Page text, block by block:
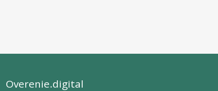
Overenie.digital